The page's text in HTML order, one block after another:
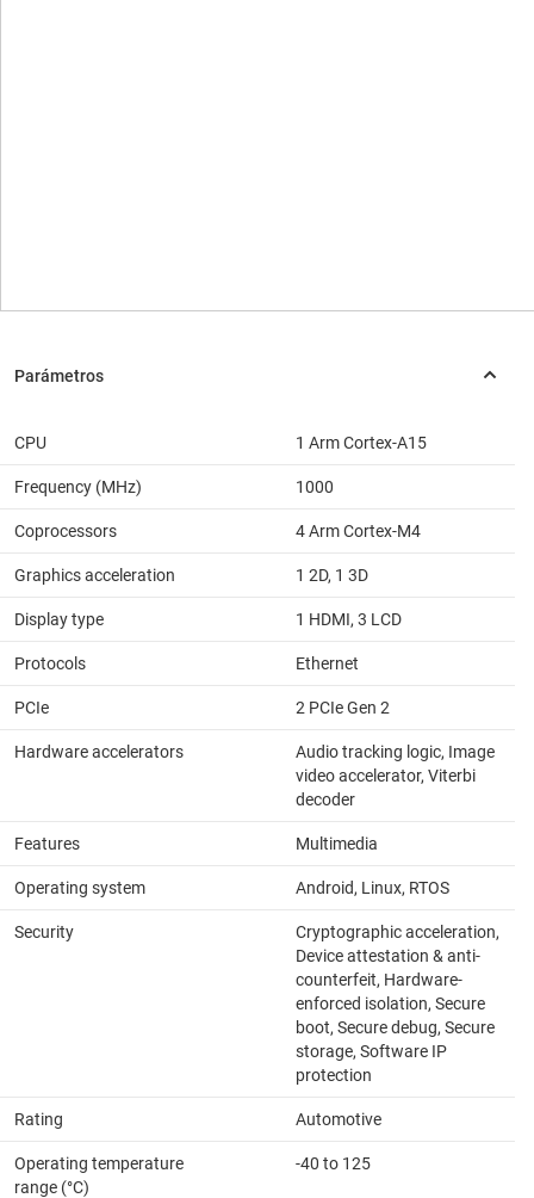
CPU 1 Arm Cortex-A15
Frequency (MHz) 1000
Coprocessors 4 Arm Cortex-M4
Graphics acceleration 1 2D, 1 3D
Display type 1 HDMI, 3 LCD
Protocols Ethernet
PCIe 2 PCIe Gen 2
Hardware accelerators
Audio tracking logic, Image
video accelerator, Viterbi
decoder
Features Multimedia
Operating system Android, Linux, RTOS
Security
Cryptographic acceleration,
Device attestation & anti-
counterfeit, Hardware-
enforced isolation, Secure
boot, Secure debug, Secure
storage, Software IP
protection
Rating Automotive
Operating temperature
range (°C)
-40 to 125